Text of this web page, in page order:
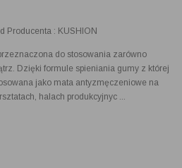
Producenta : KUSHION
do stosowania zarówno
Dzięki formule spieniania gumy z której
jako mata antyzmęczeniowe na
halach produkcyjnyc ...